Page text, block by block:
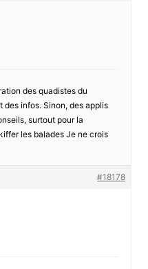
des quadistes du
des infos. Sinon, des applis
surtout pour la
les balades Je ne crois
#18178